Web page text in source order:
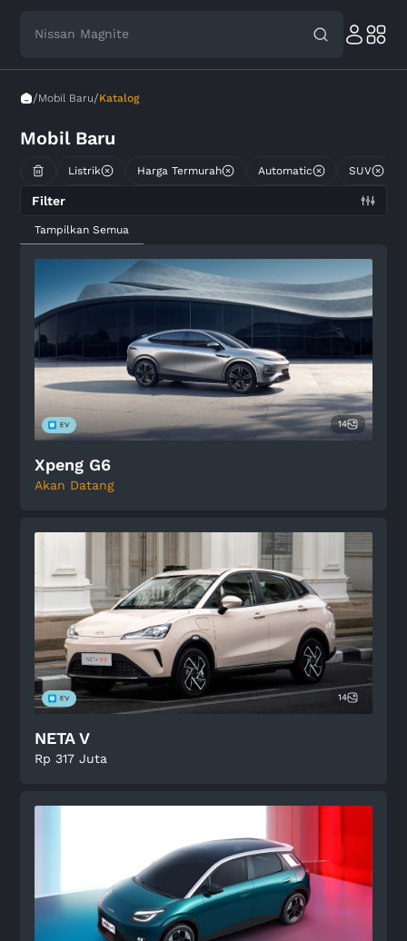
Nissan Magnite
/Mobil Baru/Katalog
Mobil Baru
Listrik Harga Termurah Automatic SUV
Filter
Tampilkan Semua
14
Xpeng G6
Akan Datang
14
NETA V
Rp 317 Juta